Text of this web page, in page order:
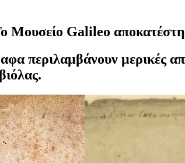
Μουσείο Galileo
περιλαμβάνουν μερικές